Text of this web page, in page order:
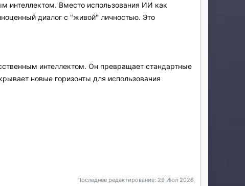
интеллектом. Вместо использования ИИ как
диалог с "живой" личностью. Это
интеллектом. Он превращает стандартные
новые горизонты для использования
Последнее редактирование: 29 Июл 2026